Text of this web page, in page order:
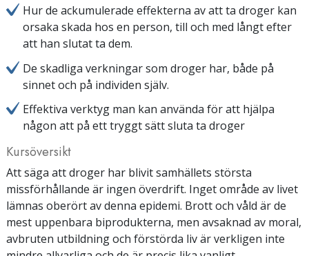
Hur de ackumulerade effekterna av att ta droger kan
orsaka skada hos en person, till och med långt efter
att han slutat ta dem.
De skadliga verkningar som droger har, både på
sinnet och på individen själv.
Effektiva verktyg man kan använda för att hjälpa
någon att på ett tryggt sätt sluta ta droger
Kursöversikt
Att säga att droger har blivit samhällets största
missförhållande är ingen överdrift. Inget område av livet
lämnas oberört av denna epidemi. Brott och våld är de
mest uppenbara biprodukterna, men avsaknad av moral,
avbruten utbildning och förstörda liv är verkligen inte